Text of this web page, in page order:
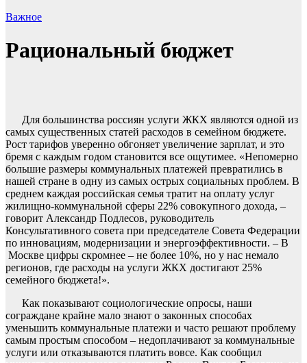
Важное
Рациональный бюджет
Для большинства россиян услуги ЖКХ являются одной из
самых существенных статей расходов в семейном бюджете.
Рост тарифов уверенно обгоняет увеличение зарплат, и это
бремя с каждым годом становится все ощутимее. «Непомерно
большие размеры коммунальных платежей превратились в
нашей стране в одну из самых острых социальных проблем. В
среднем каждая российская семья тратит на оплату услуг
жилищно-коммунальной сферы 22% совокупного дохода, –
говорит Александр Подлесов, руководитель
Консультативного совета при председателе Совета Федерации
по инновациям, модернизации и энергоэффективности. – В
Москве цифры скромнее – не более 10%, но у нас немало
регионов, где расходы на услуги ЖКХ достигают 25%
семейного бюджета!».
Как показывают социологические опросы, наши
сограждане крайне мало знают о законных способах
уменьшить коммунальные платежи и часто решают проблему
самым простым способом – недоплачивают за коммунальные
услуги или отказываются платить вовсе. Как сообщил